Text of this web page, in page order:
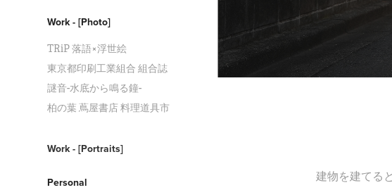
Work - [Photo]
TRiP 落語×浮世絵
東京都印刷工業組合 組合誌
謎音-水底から鳴る鐘-
柏の葉 蔦屋書店 料理道具市
Work - [Portraits]
Personal
建物を建てる